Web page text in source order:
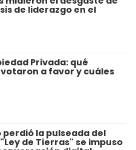
de liderazgo en el
Privada: qué
a favor y cuáles
perdió la pulseada del
de Tierras" se impuso